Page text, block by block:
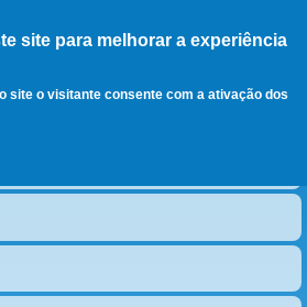
site para melhorar a experiência
site o visitante consente com a ativação dos
, ir para a
página principal
da visão diferente